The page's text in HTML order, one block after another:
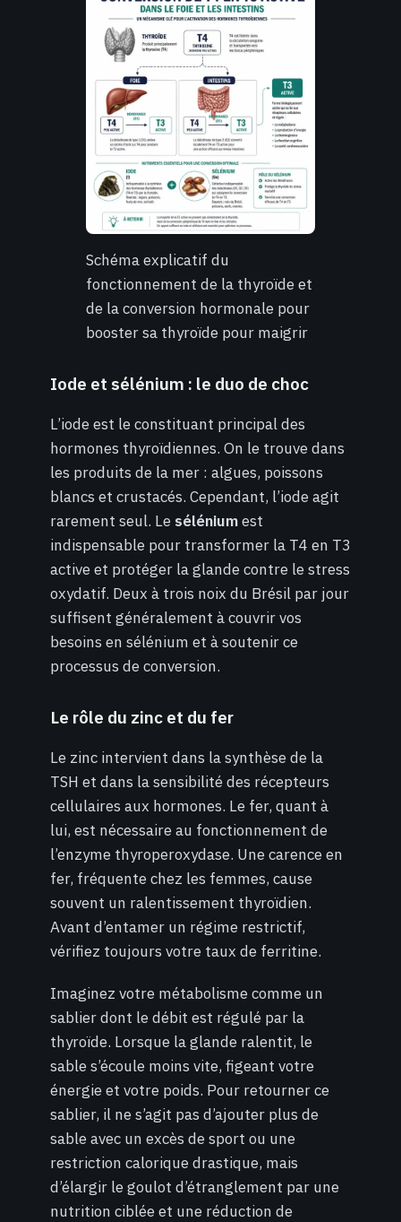
Schéma explicatif du
fonctionnement de la thyroïde et
de la conversion hormonale pour
booster sa thyroïde pour maigrir
Iode et sélénium : le duo de choc
L’iode est le constituant principal des
hormones thyroïdiennes. On le trouve dans
les produits de la mer : algues, poissons
blancs et crustacés. Cependant, l’iode agit
rarement seul. Le séléniumest
indispensable pour transformer la T4 en T3
active et protéger la glande contre le stress
oxydatif. Deux à trois noix du Brésil par jour
suffisent généralement à couvrir vos
besoins en sélénium et à soutenir ce
processus de conversion.
Le rôle du zinc et du fer
Le zinc intervient dans la synthèse de la
TSH et dans la sensibilité des récepteurs
cellulaires aux hormones. Le fer, quant à
lui, est nécessaire au fonctionnement de
l’enzyme thyroperoxydase. Une carence en
fer, fréquente chez les femmes, cause
souvent un ralentissement thyroïdien.
Avant d’entamer un régime restrictif,
vérifiez toujours votre taux de ferritine.
Imaginez votre métabolisme comme un
sablier dont le débit est régulé par la
thyroïde. Lorsque la glande ralentit, le
sable s’écoule moins vite, figeant votre
énergie et votre poids. Pour retourner ce
sablier, il ne s’agit pas d’ajouter plus de
sable avec un excès de sport ou une
restriction calorique drastique, mais
d’élargir le goulot d’étranglement par une
nutrition ciblée et une réduction de